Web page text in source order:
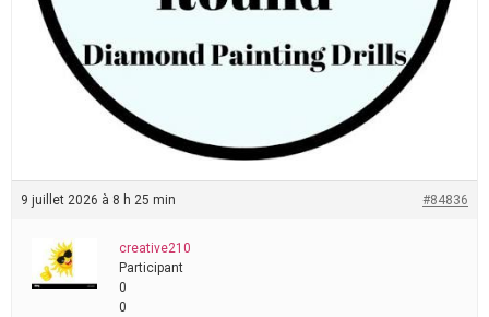
9 juillet 2026 à 8 h 25 min #84836
creative210
Participant
0
0